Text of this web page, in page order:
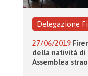
Delegazione
27/06/2019
della natività di
Assemblea